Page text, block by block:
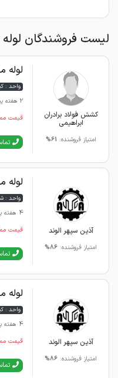
لیست فروشندگان لوله
کشش فولاد برادران
ابراهیمی
امتیاز فروشنده: 61%
لوله
واحد :
2 هفته پیش
قیمت
آذین سپهر الوند
امتیاز فروشنده: 86%
لوله
واحد :
4 هفته پیش
قیمت
آذین سپهر الوند
امتیاز فروشنده: 86%
لوله
واحد :
4 هفته پیش
قیمت